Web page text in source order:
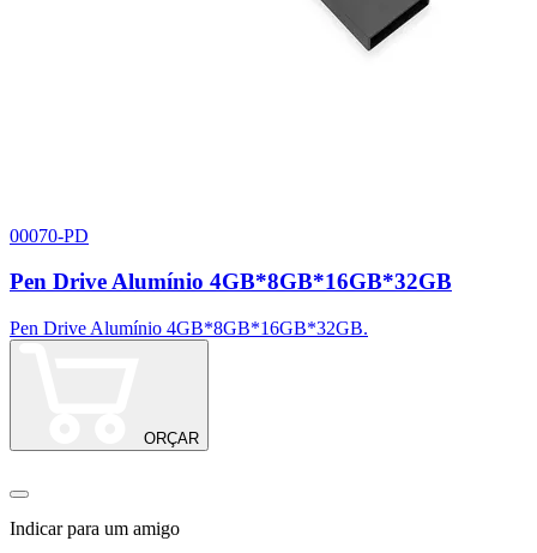
00070-PD
Pen Drive Alumínio 4GB*8GB*16GB*32GB
Pen Drive Alumínio 4GB*8GB*16GB*32GB.
ORÇAR
Indicar para um amigo